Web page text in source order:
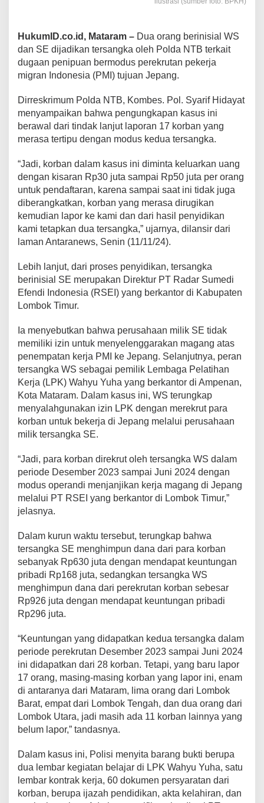
HukumID.co.id, Mataram – Dua orang berinisial WS
dan SE dijadikan tersangka oleh Polda NTB terkait
dugaan penipuan bermodus perekrutan pekerja
migran Indonesia (PMI) tujuan Jepang.
Dirreskrimum Polda NTB, Kombes. Pol. Syarif Hidayat
menyampaikan bahwa pengungkapan kasus ini
berawal dari tindak lanjut laporan 17 korban yang
merasa tertipu dengan modus kedua tersangka.
“Jadi, korban dalam kasus ini diminta keluarkan uang
dengan kisaran Rp30 juta sampai Rp50 juta per orang
untuk pendaftaran, karena sampai saat ini tidak juga
diberangkatkan, korban yang merasa dirugikan
kemudian lapor ke kami dan dari hasil penyidikan
kami tetapkan dua tersangka,” ujarnya, dilansir dari
laman Antaranews, Senin (11/11/24).
Lebih lanjut, dari proses penyidikan, tersangka
berinisial SE merupakan Direktur PT Radar Sumedi
Efendi Indonesia (RSEI) yang berkantor di Kabupaten
Lombok Timur.
Ia menyebutkan bahwa perusahaan milik SE tidak
memiliki izin untuk menyelenggarakan magang atas
penempatan kerja PMI ke Jepang. Selanjutnya, peran
tersangka WS sebagai pemilik Lembaga Pelatihan
Kerja (LPK) Wahyu Yuha yang berkantor di Ampenan,
Kota Mataram. Dalam kasus ini, WS terungkap
menyalahgunakan izin LPK dengan merekrut para
korban untuk bekerja di Jepang melalui perusahaan
milik tersangka SE.
“Jadi, para korban direkrut oleh tersangka WS dalam
periode Desember 2023 sampai Juni 2024 dengan
modus operandi menjanjikan kerja magang di Jepang
melalui PT RSEI yang berkantor di Lombok Timur,”
jelasnya.
Dalam kurun waktu tersebut, terungkap bahwa
tersangka SE menghimpun dana dari para korban
sebanyak Rp630 juta dengan mendapat keuntungan
pribadi Rp168 juta, sedangkan tersangka WS
menghimpun dana dari perekrutan korban sebesar
Rp926 juta dengan mendapat keuntungan pribadi
Rp296 juta.
“Keuntungan yang didapatkan kedua tersangka dalam
periode perekrutan Desember 2023 sampai Juni 2024
ini didapatkan dari 28 korban. Tetapi, yang baru lapor
17 orang, masing-masing korban yang lapor ini, enam
di antaranya dari Mataram, lima orang dari Lombok
Barat, empat dari Lombok Tengah, dan dua orang dari
Lombok Utara, jadi masih ada 11 korban lainnya yang
belum lapor,” tandasnya.
Dalam kasus ini, Polisi menyita barang bukti berupa
dua lembar kegiatan belajar di LPK Wahyu Yuha, satu
lembar kontrak kerja, 60 dokumen persyaratan dari
korban, berupa ijazah pendidikan, akta kelahiran, dan